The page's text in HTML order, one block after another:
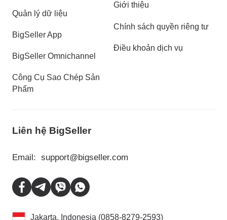
Quản lý dữ liệu
BigSeller App
BigSeller Omnichannel
Công Cụ Sao Chép Sản
Phẩm
Giới thiệu
Chính sách quyền riêng tư
Điều khoản dịch vụ
Liên hệ BigSeller
Email: support@bigseller.com
Jakarta, Indonesia (0858-8279-2593)